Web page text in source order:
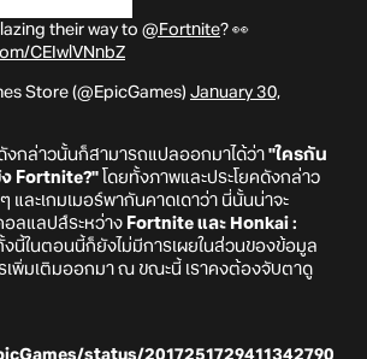
their way to @Fortnite? 👀
CEIwlVNnbZ
Store (@EpicGames) January 30,
กล่าวนั้นก็สามารถแปลออกมาได้ว่า "ใครกัน
Fortnite?" โดยทั้งภาพและประโยคดังกล่าว
และเกมเมอร์พากันคาดเดาว่า นี่นั้นน่าจะ
อลแลปส์ระหว่าง Fortnite และ Honkai :
งนี้ในตอนนี้ก็ยังไม่มีการเผยในส่วนของข้อมูล
รเพิ่มเติมออกมา ณ ขณะนี้ เราคงต้องจับตาดู
status/2017251729411342790